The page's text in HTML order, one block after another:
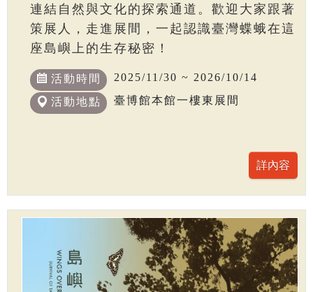
連結自然與文化的探索通道。歡迎大家跟著
策展人，走進展間，一起認識臺灣蝶蛾在這
座島嶼上的生存秘密！
活動時間 2025/11/30 ~ 2026/10/14
活動地點 臺博館本館一樓東展間